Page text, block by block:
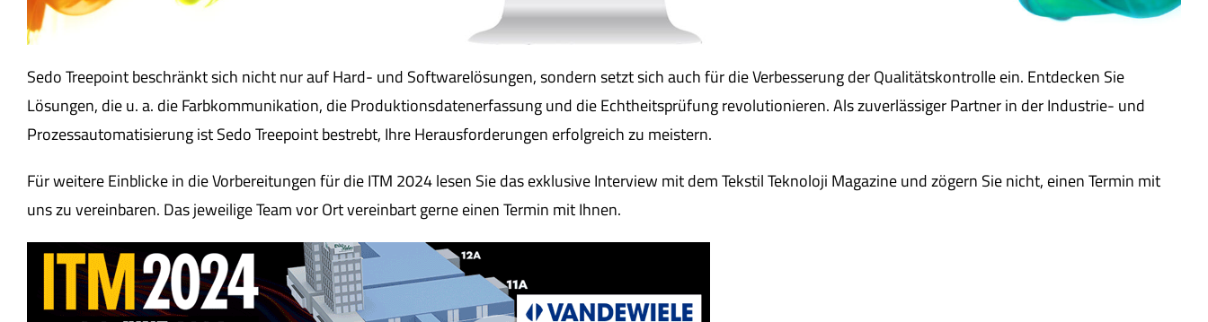
Sedo Treepoint beschränkt sich nicht nur auf Hard- und Softwarelösungen, sondern setzt sich auch für die Verbesserung der Qualitätskontrolle ein. Entdecken Sie
Lösungen, die u. a. die Farbkommunikation, die Produktionsdatenerfassung und die Echtheitsprüfung revolutionieren. Als zuverlässiger Partner in der Industrie- und
Prozessautomatisierung ist Sedo Treepoint bestrebt, Ihre Herausforderungen erfolgreich zu meistern.
Für weitere Einblicke in die Vorbereitungen für die ITM 2024 lesen Sie das exklusive Interview mit dem Tekstil Teknoloji Magazine und zögern Sie nicht, einen Termin mit
uns zu vereinbaren. Das jeweilige Team vor Ort vereinbart gerne einen Termin mit Ihnen.